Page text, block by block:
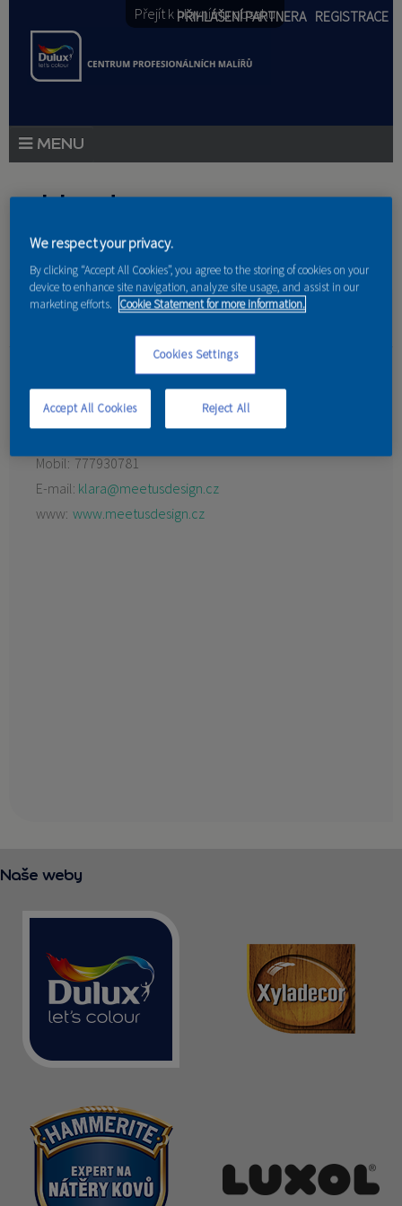
Přejít k hlavnímu obsahu
PŘIHLÁŠENÍ PARTNERA REGISTRACE
PORADENSTVÍ
AKCE A NOVINKY
PARTNEŘI
KONTAKT
Jste zde
Domů»Partneri
MEET US design
Odrava 42
Mobil: 777930781
E-mail: klara@meetusdesign.cz
www: www.meetusdesign.cz
Naše weby
We respect your privacy.
By clicking “Accept All Cookies”, you agree to the storing of cookies on your
device to enhance site navigation, analyze site usage, and assist in our
marketing efforts. Cookie Statement for more information.
Cookies Settings
Reject All
Accept All Cookies